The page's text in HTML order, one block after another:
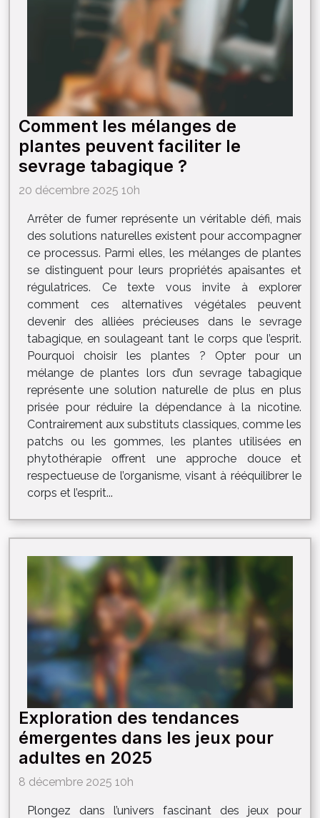
Comment les mélanges de
plantes peuvent faciliter le
sevrage tabagique ?
20 décembre 2025 10h
Arrêter de fumer représente un véritable défi, mais
des solutions naturelles existent pour accompagner
ce processus. Parmi elles, les mélanges de plantes
se distinguent pour leurs propriétés apaisantes et
régulatrices. Ce texte vous invite à explorer
comment ces alternatives végétales peuvent
devenir des alliées précieuses dans le sevrage
tabagique, en soulageant tant le corps que l’esprit.
Pourquoi choisir les plantes ? Opter pour un
mélange de plantes lors d’un sevrage tabagique
représente une solution naturelle de plus en plus
prisée pour réduire la dépendance à la nicotine.
Contrairement aux substituts classiques, comme les
patchs ou les gommes, les plantes utilisées en
phytothérapie offrent une approche douce et
respectueuse de l’organisme, visant à rééquilibrer le
corps et l’esprit...
Exploration des tendances
émergentes dans les jeux pour
adultes en 2025
8 décembre 2025 10h
Plongez dans l’univers fascinant des jeux pour